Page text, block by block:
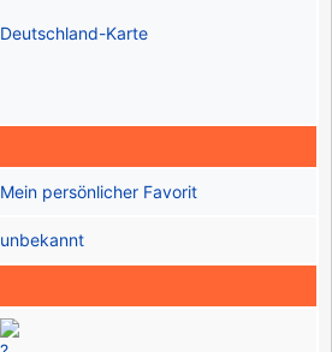
Deutschland-Karte
Mein persönlicher Favorit
unbekannt